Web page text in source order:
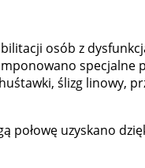
osób z
specjalne
ślizg linowy,
połowę uzyskano